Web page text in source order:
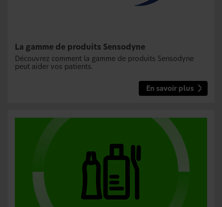
La gamme de produits Sensodyne
Découvrez comment la gamme de produits Sensodyne
peut aider vos patients.
En savoir plus